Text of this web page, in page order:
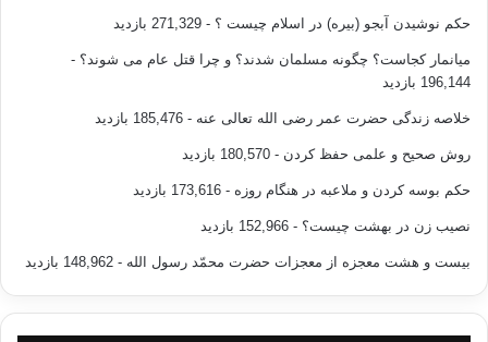
حکم نوشیدن آبجو (بیره) در اسلام چیست ؟ - 271,329 بازدید
میانمار کجاست؟ چگونه مسلمان شدند؟ و چرا قتل عام می شوند؟ -
196,144 بازدید
خلاصه زندگی حضرت عمر رضی الله تعالی عنه - 185,476 بازدید
روش صحیح و علمی حفظ کردن - 180,570 بازدید
حکم بوسه کردن و ملاعبه در هنگام روزه - 173,616 بازدید
نصیب زن در بهشت چیست؟ - 152,966 بازدید
بیست و هشت معجزه از معجزات حضرت محمّد رسول الله - 148,962 بازدید